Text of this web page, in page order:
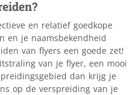
en relatief goedkope
en je naamsbekendheid
van flyers een goede zet!
van je flyer, een mooi
dan krijg je
op de verspreiding van je